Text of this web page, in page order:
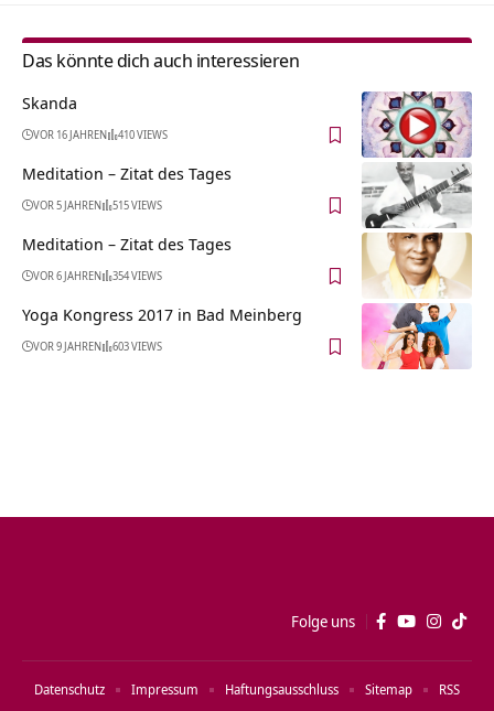
Das könnte dich auch interessieren
Skanda
VOR 16 JAHREN 410 VIEWS
Meditation – Zitat des Tages
VOR 5 JAHREN 515 VIEWS
Meditation – Zitat des Tages
VOR 6 JAHREN 354 VIEWS
Yoga Kongress 2017 in Bad Meinberg
VOR 9 JAHREN 603 VIEWS
Folge uns
Datenschutz Impressum Haftungsausschluss Sitemap RSS